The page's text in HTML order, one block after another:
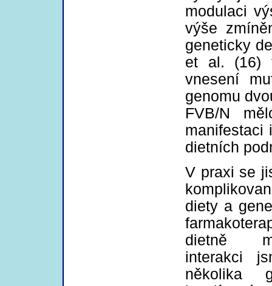
modulaci
výše
geneticky
et al. (16)
vnesení
genomu
FVB/N
manifestaci
dietních
V praxi se
diety a
dietně
interakci
několika